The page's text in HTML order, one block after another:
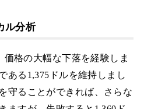
ル分析
格の大幅な下落を経験しま
ある1,375ドルを維持しまし
守ることができれば、さらな